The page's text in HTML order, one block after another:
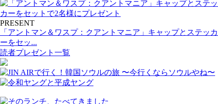
PRESENT
「アントマン＆ワスプ：クアントマニア」キャップとステッカ
ーをセッ...
読者プレゼント一覧